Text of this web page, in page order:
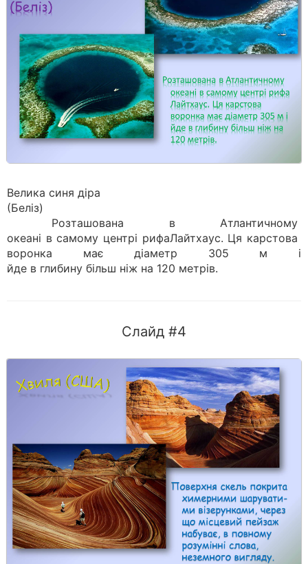
Велика синя діра
(Беліз)
Розташована в Атлантичному
океані в самому центрі рифаЛайтхаус. Ця карстова
воронка має діаметр 305 м і
йде в глибину більш ніж на 120 метрів.
Слайд #4